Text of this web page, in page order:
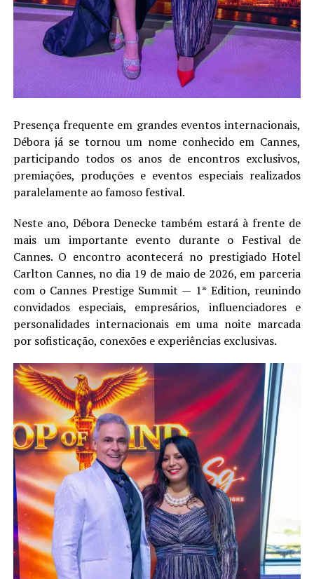
Presença frequente em grandes eventos internacionais,
Débora já se tornou um nome conhecido em Cannes,
participando todos os anos de encontros exclusivos,
premiações, produções e eventos especiais realizados
paralelamente ao famoso festival.
Neste ano, Débora Denecke também estará à frente de
mais um importante evento durante o Festival de
Cannes. O encontro acontecerá no prestigiado Hotel
Carlton Cannes, no dia 19 de maio de 2026, em parceria
com o Cannes Prestige Summit — 1ª Edition, reunindo
convidados especiais, empresários, influenciadores e
personalidades internacionais em uma noite marcada
por sofisticação, conexões e experiências exclusivas.